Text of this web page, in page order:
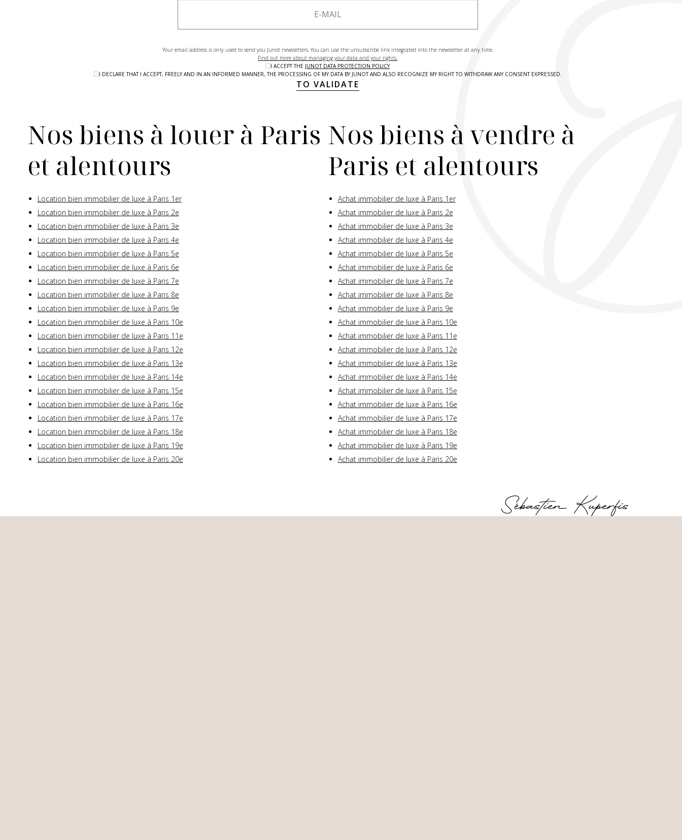
Your email address is only used to send you Junot newsletters. You can use the unsubscribe link integrated into the newsletter at any time.
Find out more about managing your data and your rights.
I ACCEPT THE JUNOT DATA PROTECTION POLICY
I DECLARE THAT I ACCEPT, FREELY AND IN AN INFORMED MANNER, THE PROCESSING OF MY DATA BY JUNOT AND ALSO RECOGNIZE MY RIGHT TO WITHDRAW ANY CONSENT EXPRESSED.
TO VALIDATE
Nos biens à louer à Paris
et alentours
Location bien immobilier de luxe à Paris 1er
Location bien immobilier de luxe à Paris 2e
Location bien immobilier de luxe à Paris 3e
Location bien immobilier de luxe à Paris 4e
Location bien immobilier de luxe à Paris 5e
Location bien immobilier de luxe à Paris 6e
Location bien immobilier de luxe à Paris 7e
Location bien immobilier de luxe à Paris 8e
Location bien immobilier de luxe à Paris 9e
Location bien immobilier de luxe à Paris 10e
Location bien immobilier de luxe à Paris 11e
Location bien immobilier de luxe à Paris 12e
Location bien immobilier de luxe à Paris 13e
Location bien immobilier de luxe à Paris 14e
Location bien immobilier de luxe à Paris 15e
Location bien immobilier de luxe à Paris 16e
Location bien immobilier de luxe à Paris 17e
Location bien immobilier de luxe à Paris 18e
Location bien immobilier de luxe à Paris 19e
Location bien immobilier de luxe à Paris 20e
Nos biens à vendre à
Paris et alentours
Achat immobilier de luxe à Paris 1er
Achat immobilier de luxe à Paris 2e
Achat immobilier de luxe à Paris 3e
Achat immobilier de luxe à Paris 4e
Achat immobilier de luxe à Paris 5e
Achat immobilier de luxe à Paris 6e
Achat immobilier de luxe à Paris 7e
Achat immobilier de luxe à Paris 8e
Achat immobilier de luxe à Paris 9e
Achat immobilier de luxe à Paris 10e
Achat immobilier de luxe à Paris 11e
Achat immobilier de luxe à Paris 12e
Achat immobilier de luxe à Paris 13e
Achat immobilier de luxe à Paris 14e
Achat immobilier de luxe à Paris 15e
Achat immobilier de luxe à Paris 16e
Achat immobilier de luxe à Paris 17e
Achat immobilier de luxe à Paris 18e
Achat immobilier de luxe à Paris 19e
Achat immobilier de luxe à Paris 20e